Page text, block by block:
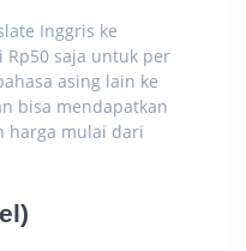
Inggris ke
saja untuk per
asing lain ke
bisa mendapatkan
harga mulai dari